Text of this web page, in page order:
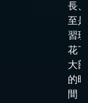
長
至
習
花
大
的時
間